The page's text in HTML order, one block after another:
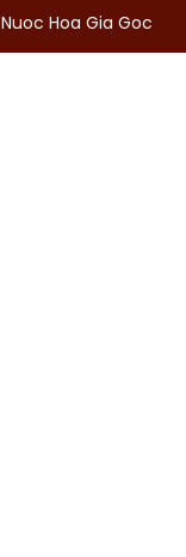
Hoa Gia Goc